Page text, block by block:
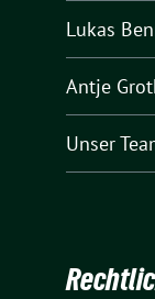
Lukas
Antje
Unser